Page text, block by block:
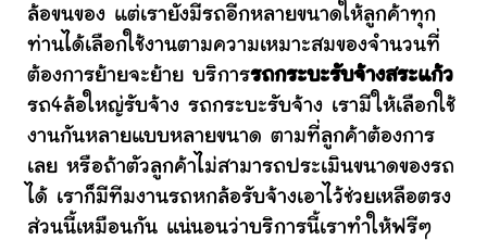
ล้อขนของ แต่เรายังมีรถอีกหลายขนาดให้ลูกค้าทุก
ท่านได้เลือกใช้งานตามความเหมาะสมของจำนวนที่
ต้องการย้ายจะย้าย บริการรถกระบะรับจ้างสระแก้ว
รถ4ล้อใหญ่รับจ้าง รถกระบะรับจ้าง เรามีให้เลือกใช้
งานกันหลายแบบหลายขนาด ตามที่ลูกค้าต้องการ
เลย หรือถ้าตัวลูกค้าไม่สามารถประเมินขนาดของรถ
ได้ เราก็มีทีมงานรถหกล้อรับจ้างเอาไว้ช่วยเหลือตรง
ส่วนนี้เหมือนกัน แน่นอนว่าบริการนี้เราทำให้ฟรีๆ